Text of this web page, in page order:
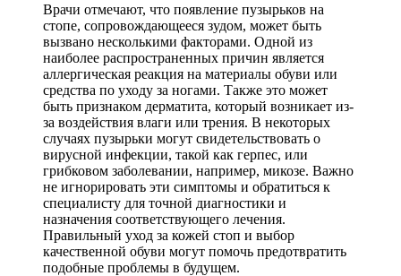
Врачи отмечают, что появление пузырьков на
стопе, сопровождающееся зудом, может быть
вызвано несколькими факторами. Одной из
наиболее распространенных причин является
аллергическая реакция на материалы обуви или
средства по уходу за ногами. Также это может
быть признаком дерматита, который возникает из-
за воздействия влаги или трения. В некоторых
случаях пузырьки могут свидетельствовать о
вирусной инфекции, такой как герпес, или
грибковом заболевании, например, микозе. Важно
не игнорировать эти симптомы и обратиться к
специалисту для точной диагностики и
назначения соответствующего лечения.
Правильный уход за кожей стоп и выбор
качественной обуви могут помочь предотвратить
подобные проблемы в будущем.